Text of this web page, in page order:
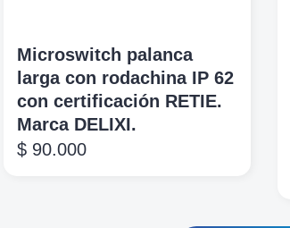
Microswitch palanca
larga con rodachina IP 62
con certificación RETIE.
Marca DELIXI.
$ 90.000